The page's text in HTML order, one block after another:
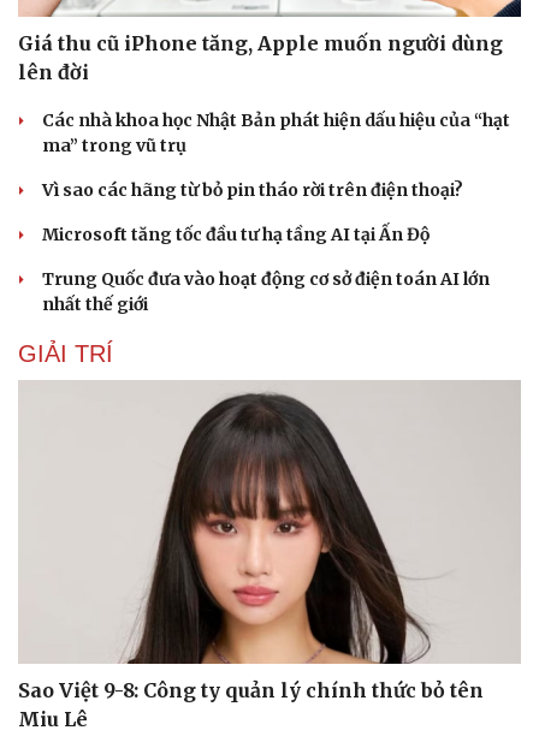
Giá thu cũ iPhone tăng, Apple muốn người dùng
lên đời
Các nhà khoa học Nhật Bản phát hiện dấu hiệu của “hạt
ma” trong vũ trụ
Vì sao các hãng từ bỏ pin tháo rời trên điện thoại?
Microsoft tăng tốc đầu tư hạ tầng AI tại Ấn Độ
Trung Quốc đưa vào hoạt động cơ sở điện toán AI lớn
nhất thế giới
GIẢI TRÍ
Sao Việt 9-8: Công ty quản lý chính thức bỏ tên
Miu Lê